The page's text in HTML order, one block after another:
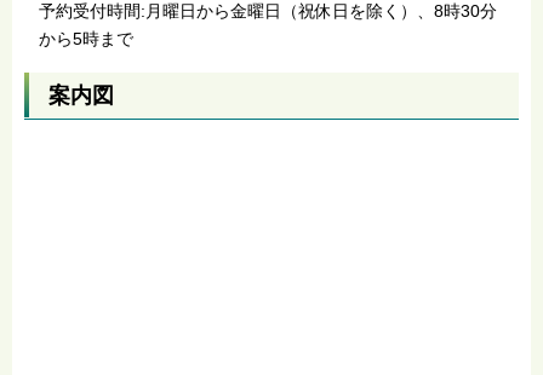
予約受付時間:月曜日から金曜日（祝休日を除く）、8時30分
から5時まで
案内図